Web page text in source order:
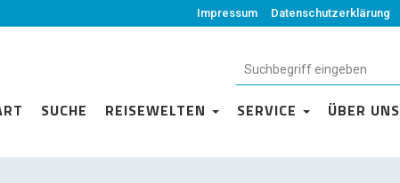
Impressum Datenschutzerklärung
SUCHE REISEWELTEN SERVICE ÜBER UNS